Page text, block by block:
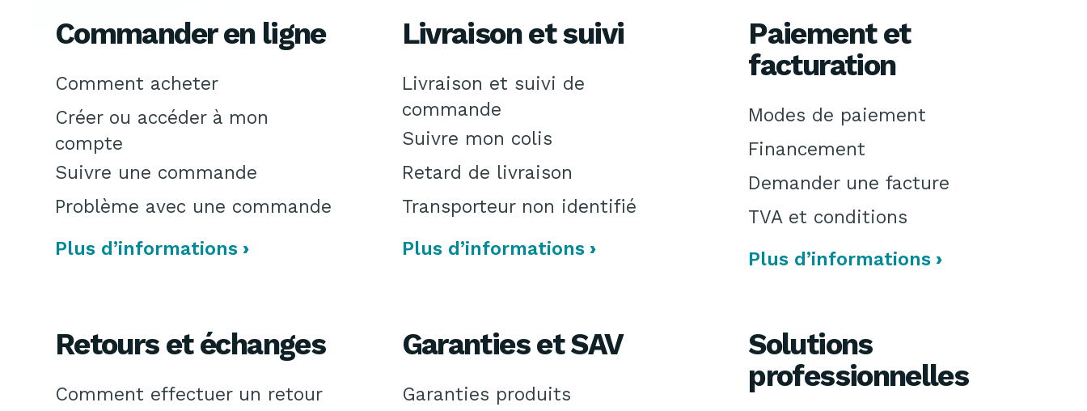
Commander en ligne
Comment acheter
Créer ou accéder à mon
compte
Suivre une commande
Problème avec une commande
Plus d’informations
Livraison et suivi
Livraison et suivi de
commande
Suivre mon colis
Retard de livraison
Transporteur non identifié
Plus d’informations
Paiement et
facturation
Modes de paiement
Financement
Demander une facture
TVA et conditions
Plus d’informations
Retours et échanges
Comment effectuer un retour
Garanties et SAV
Garanties produits
Solutions
professionnelles